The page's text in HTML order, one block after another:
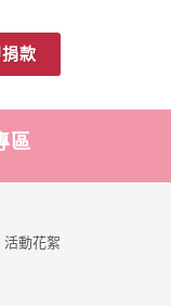
款
區
活動花絮